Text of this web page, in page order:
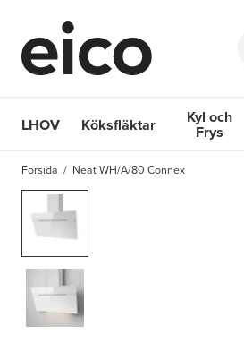
LHOV Köksfläktar
Köksfläktar
Kyl och
Frys
Kyl och Frys
Försida Neat WH/A/80 Connex